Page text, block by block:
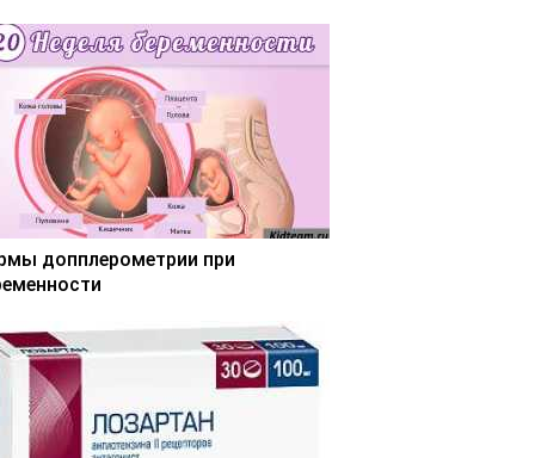
допплерометрии при